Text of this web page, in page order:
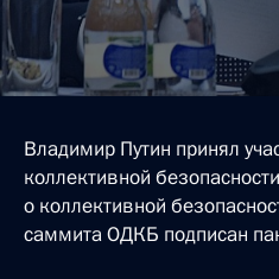
Владимир Путин принял
коллективной
о коллективной
саммита ОДКБ подписан